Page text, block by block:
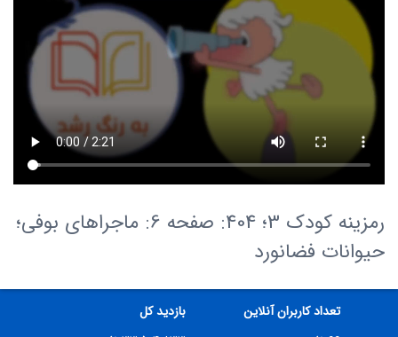
رمزینه کودک 3؛ 404: صفحه 6: ماجراهای بوفی؛
حیوانات فضانورد
تعداد کاربران آنلاین
بازدید کل